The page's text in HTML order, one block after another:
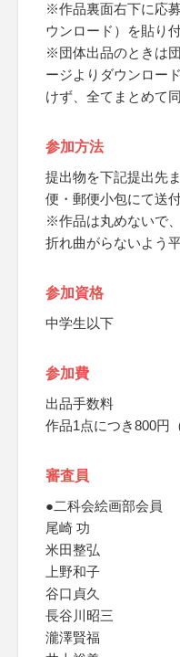
※作品裏面右下に応
ウンロード）を貼り
※団体出品のときは
ージよりダウンロー
けず、全てまとめて
参加方法
提出物を下記提出先
便・郵便小包にて送
※作品は丸めないで
折れ曲がらないよう
参加資格
中学生以下
参加費
出品手数料
作品1点につき800円
審査員
●二科会絵画部会員
尾崎 功
米田整弘
上野和子
谷口貞久
長谷川昭三
瀧澤賢福